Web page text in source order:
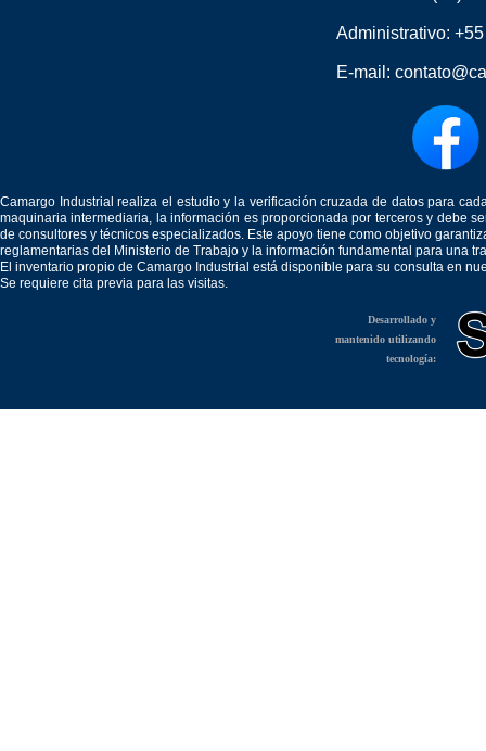
Administrativo:
E-mail:
Camargo Industrial realiza el estudio y la verificación cruzada de datos para
maquinaria intermediaria, la información es proporcionada por terceros y debe
de consultores y técnicos especializados. Este apoyo tiene como objetivo
reglamentarias del Ministerio de Trabajo y la información fundamental para una
El inventario propio de Camargo Industrial está disponible para su consulta en
Se requiere cita previa para las visitas.
Desarrollado y
mantenido utilizando
tecnología: